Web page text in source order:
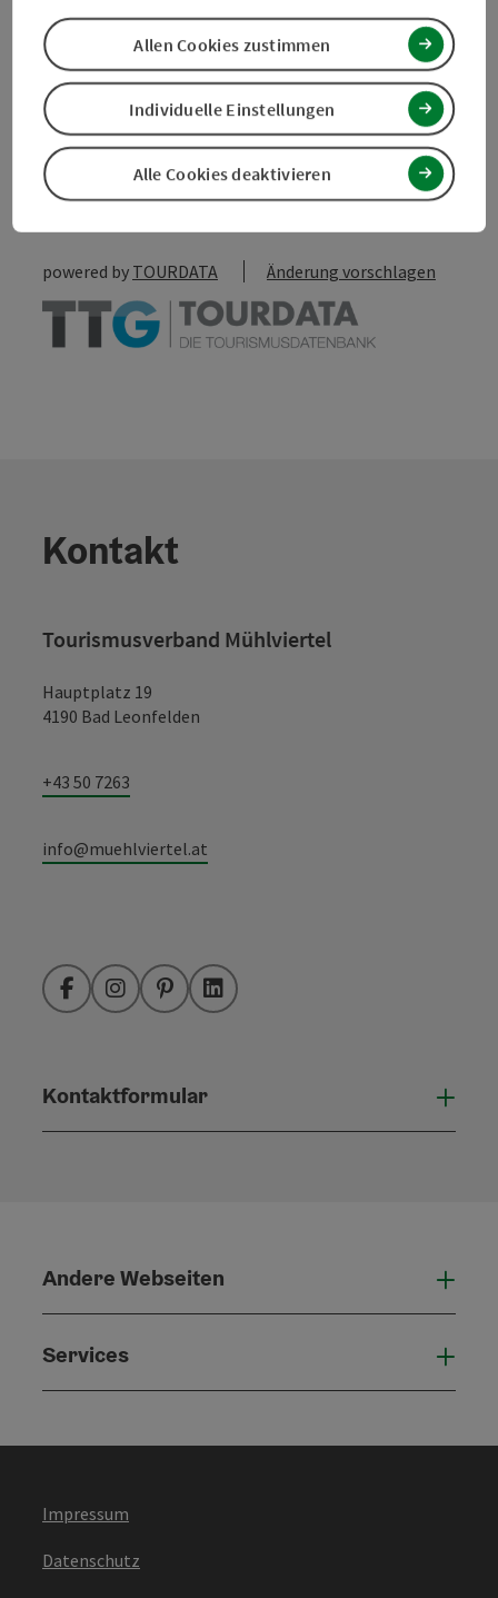
zum Merkzettel
PDF erstellen
Beitrag drucken
In der Nähe
powered by TOURDATA Änderung vorschlagen
Kontakt
Tourismusverband Mühlviertel
Hauptplatz 19
4190 Bad Leonfelden
+43 50 7263
info@muehlviertel.at
FacebookInstagramPinterestLinkedIn
Kontaktformular
Andere Webseiten
Services
Impressum
Datenschutz
Alle Cookies deaktivieren
Individuelle Einstellungen
Allen Cookies zustimmen